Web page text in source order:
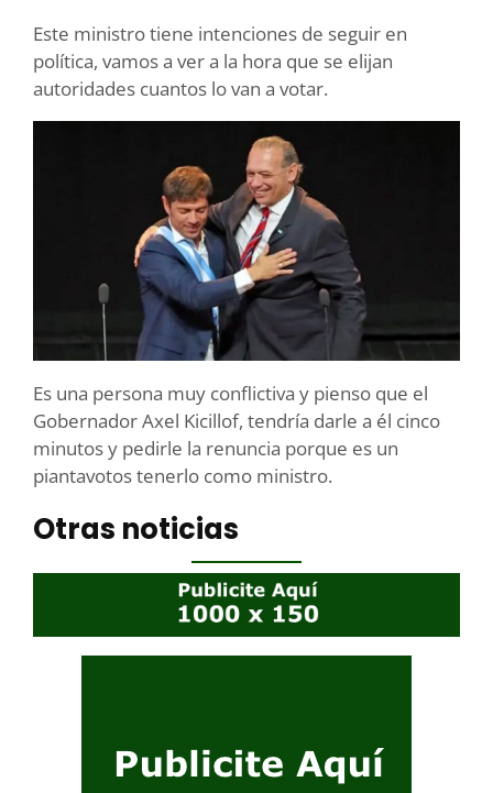
Este ministro tiene intenciones de seguir en
política, vamos a ver a la hora que se elijan
autoridades cuantos lo van a votar.
Es una persona muy conflictiva y pienso que el
Gobernador Axel Kicillof, tendría darle a él cinco
minutos y pedirle la renuncia porque es un
piantavotos tenerlo como ministro.
Otras noticias